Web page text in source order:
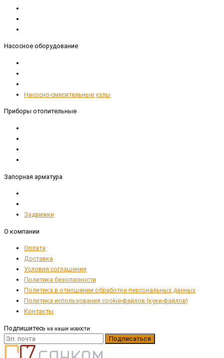
Насосное оборудование
Насосно-смесительные узлы
Приборы отопительные
Запорная арматура
Задвижки
О компании
Оплата
Доставка
Условия соглашения
Политика безопасности
Политика в отношении обработки персональных данных
Политика использования cookie-файлов (куки-файлов)
Контакты
Подпишитесь на наши новости
Подписаться